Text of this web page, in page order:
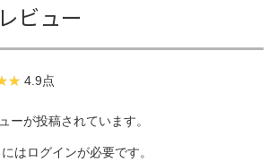
ビュー
4.9点
ーが投稿されています。
はログインが必要です。